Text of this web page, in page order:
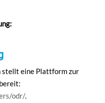
stellt eine Plattform zur
odr/.